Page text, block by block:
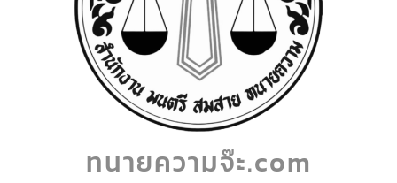
ทนายความจ๊ะ.com